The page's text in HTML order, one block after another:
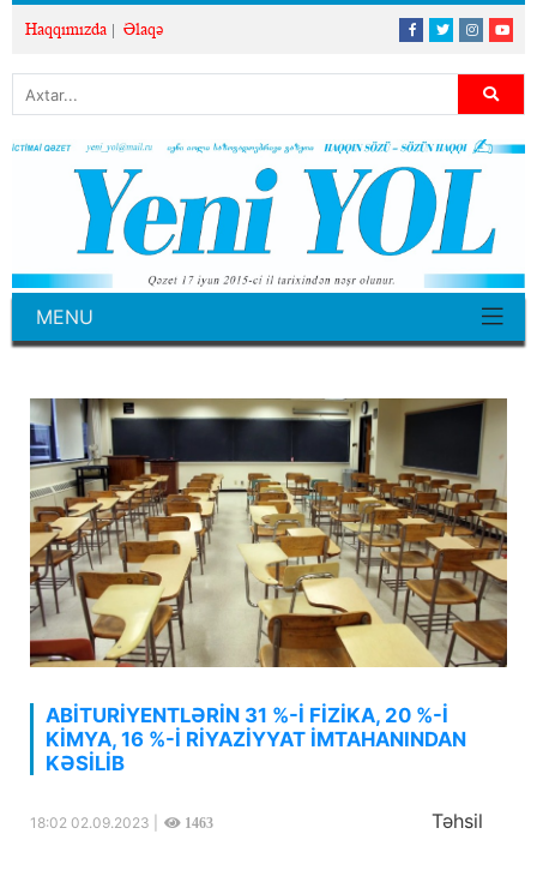
Haqqımızda Əlaqə
MENU
ABİTURİYENTLƏRİN 31 %-İ FİZİKA, 20 %-İ
KİMYA, 16 %-İ RİYAZİYYAT İMTAHANINDAN
KƏSİLİB
18:02 02.09.2023 | 1463 Təhsil